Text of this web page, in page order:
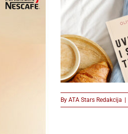
By ATA Stars Redakcija |